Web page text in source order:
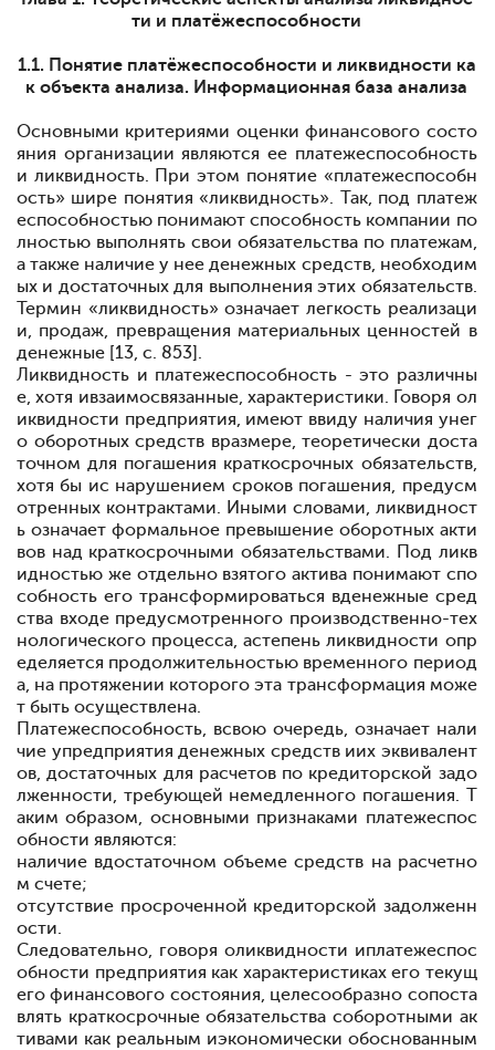
ти и платёжеспособности
1.1. Понятие платёжеспособности и ликвидности ка
к объекта анализа. Информационная база анализа
Основными критериями оценки финансового состо
яния организации являются ее платежеспособность
и ликвидность. При этом понятие «платежеспособн
ость» шире понятия «ликвидность». Так, под платеж
еспособностью понимают способность компании по
лностью выполнять свои обязательства по платежам,
а также наличие у нее денежных средств, необходим
ых и достаточных для выполнения этих обязательств.
Термин «ликвидность» означает легкость реализаци
и, продаж, превращения материальных ценностей в
денежные [13, c. 853] .
Ликвидность и платежеспособность - это различны
е, хотя ивзаимосвязанные, характеристики. Говоря ол
иквидности предприятия, имеют ввиду наличия унег
о оборотных средств вразмере, теоретически доста
точном для погашения краткосрочных обязательств,
хотя бы ис нарушением сроков погашения, предусм
отренных контрактами. Иными словами, ликвидност
ь означает формальное превышение оборотных акти
вов над краткосрочными обязательствами. Под ликв
идностью же отдельно взятого актива понимают спо
собность его трансформироваться вденежные сред
ства входе предусмотренного производственно-тех
нологического процесса, астепень ликвидности опр
еделяется продолжительностью временного период
а, на протяжении которого эта трансформация може
т быть осуществлена.
Платежеспособность, всвою очередь, означает нали
чие упредприятия денежных средств иих эквивалент
ов, достаточных для расчетов по кредиторской задо
лженности, требующей немедленного погашения. Т
аким образом, основными признаками платежеспос
обности являются:
наличие вдостаточном объеме средств на расчетно
м счете;
отсутствие просроченной кредиторской задолженн
ости.
Следовательно, говоря оликвидности иплатежеспос
обности предприятия как характеристиках его текущ
его финансового состояния, целесообразно сопоста
влять краткосрочные обязательства соборотными ак
тивами как реальным иэкономически обоснованным